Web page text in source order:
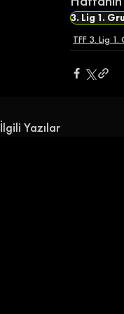
3. Lig 1.
TFF 3. Lig 1.
İlgili Yazılar